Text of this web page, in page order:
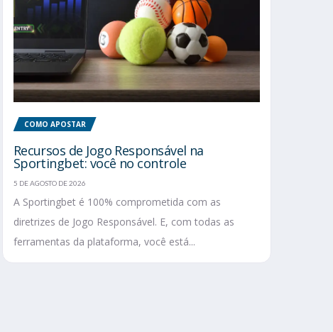
COMO APOSTAR
Recursos de Jogo Responsável na
Sportingbet: você no controle
5 DE AGOSTO DE 2026
A Sportingbet é 100% comprometida com as
diretrizes de Jogo Responsável. E, com todas as
ferramentas da plataforma, você está...